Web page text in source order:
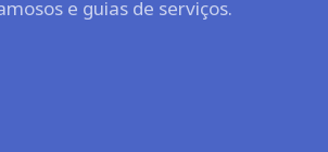
e guias de serviços.